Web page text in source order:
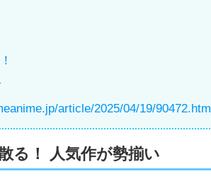
article/2025/04/19/90472.html
る！ 人気作が勢揃い